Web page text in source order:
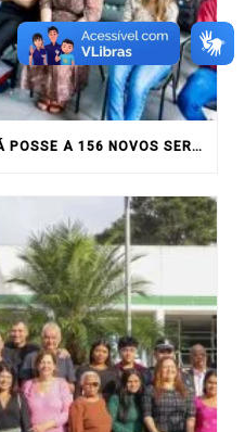
PREFEITURA DE OSASCO DÁ POSSE A 156 NOVOS SERVIDORES